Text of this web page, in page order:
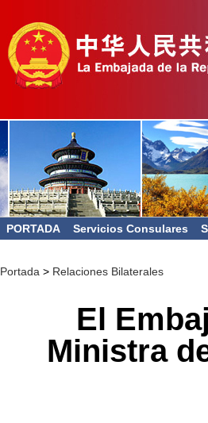
PORTADA Servicios Consulares
Portada > Relaciones Bilaterales
El
Ministra